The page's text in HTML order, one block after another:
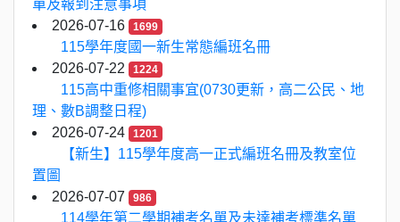
單及報到注意事項
2026-07-16
1699
115學年度國一新生常態編班名冊
2026-07-22
1224
115高中重修相關事宜(0730更新，高二公民、地
理、數B調整日程)
2026-07-24
1201
【新生】115學年度高一正式編班名冊及教室位
置圖
2026-07-07
986
114學年第二學期補考名單及未達補考標準名單